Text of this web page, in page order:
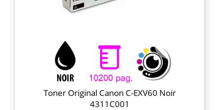
Toner Original Canon C-EXV60 Noir
4311C001